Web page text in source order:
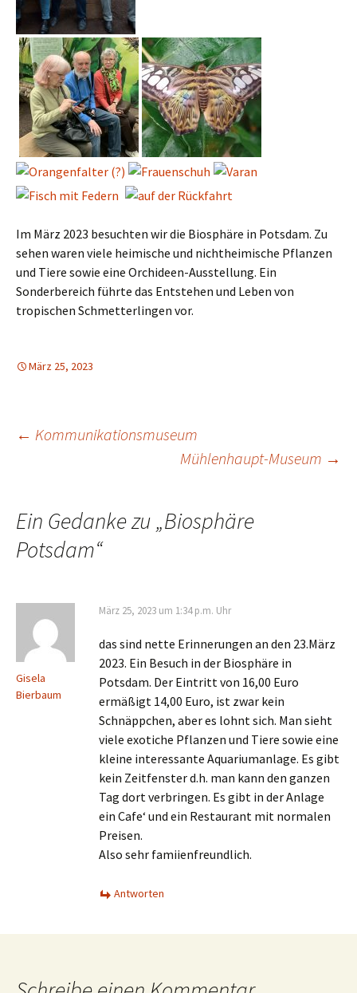
Im März 2023 besuchten wir die Biosphäre in Potsdam. Zu
sehen waren viele heimische und nichtheimische Pflanzen
und Tiere sowie eine Orchideen-Ausstellung. Ein
Sonderbereich führte das Entstehen und Leben von
tropischen Schmetterlingen vor.
März 25, 2023
Beitrags-
← Kommunikationsmuseum
Mühlenhaupt-Museum →
Ein Gedanke zu „Biosphäre
Potsdam“
Gisela
Bierbaum
März 25, 2023 um 1:34 p.m. Uhr
das sind nette Erinnerungen an den 23.März
2023. Ein Besuch in der Biosphäre in
Potsdam. Der Eintritt von 16,00 Euro
ermäßigt 14,00 Euro, ist zwar kein
Schnäppchen, aber es lohnt sich. Man sieht
viele exotiche Pflanzen und Tiere sowie eine
kleine interessante Aquariumanlage. Es gibt
kein Zeitfenster d.h. man kann den ganzen
Tag dort verbringen. Es gibt in der Anlage
ein Cafe‘ und ein Restaurant mit normalen
Preisen.
Also sehr famiienfreundlich.
Antworten